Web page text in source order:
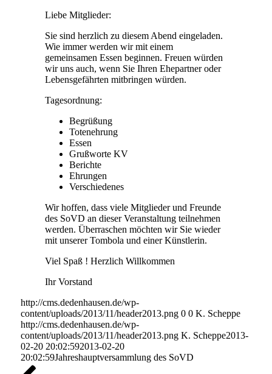
Liebe Mitglieder:
Sie sind herzlich zu diesem Abend eingeladen.
Wie immer werden wir mit einem
gemeinsamen Essen beginnen. Freuen würden
wir uns auch, wenn Sie Ihren Ehepartner oder
Lebensgefährten mitbringen würden.
Tagesordnung:
Begrüßung
Totenehrung
Essen
Grußworte KV
Berichte
Ehrungen
Verschiedenes
Wir hoffen, dass viele Mitglieder und Freunde
des SoVD an dieser Veranstaltung teilnehmen
werden. Überraschen möchten wir Sie wieder
mit unserer Tombola und einer Künstlerin.
Viel Spaß ! Herzlich Willkommen
Ihr Vorstand
http://cms.dedenhausen.de/wp-
content/uploads/2013/11/header2013.png 0 0 K. Scheppe
http://cms.dedenhausen.de/wp-
content/uploads/2013/11/header2013.png K. Scheppe2013-
02-20 20:02:592013-02-20
20:02:59Jahreshauptversammlung des SoVD